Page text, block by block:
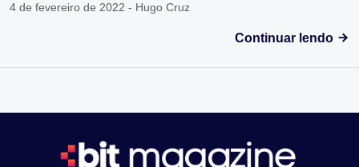
4 de fevereiro de 2022 - Hugo Cruz
Continuar lendo